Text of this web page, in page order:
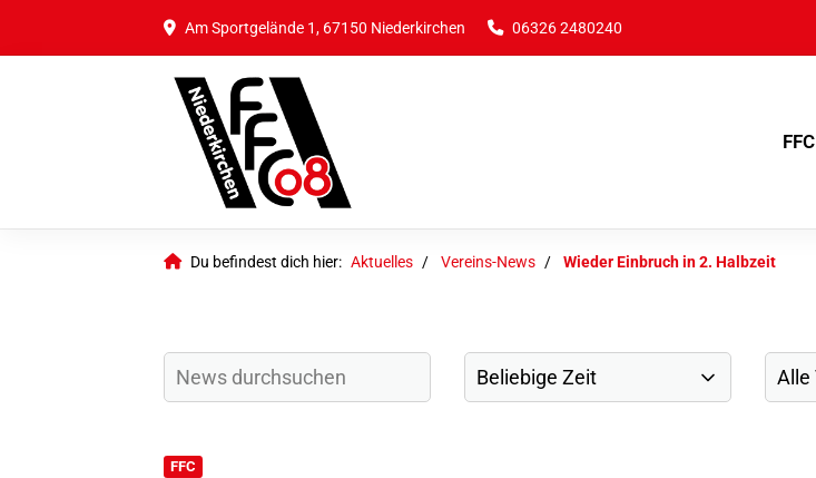
Am Sportgelände 1, 67150 Niederkirchen 06326 2480240
FFC
Du befindest dich hier: Aktuelles Vereins-News Wieder Einbruch in 2. Halbzeit
FFC